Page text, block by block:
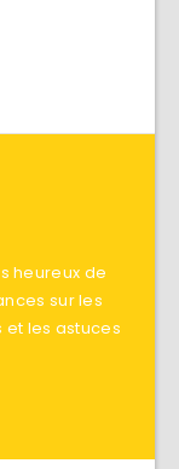
heureux de
sur les
les astuces